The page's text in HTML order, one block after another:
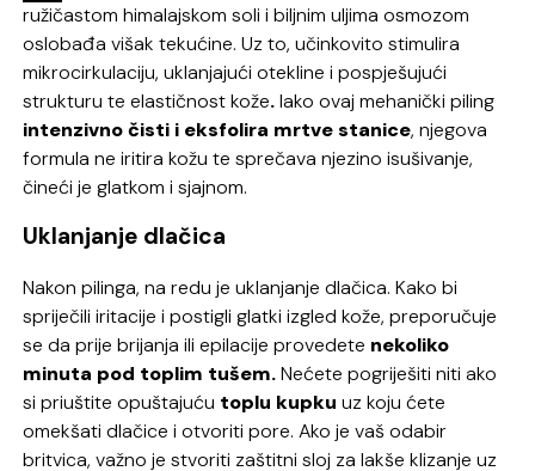
ružičastom himalajskom soli i biljnim uljima osmozom
oslobađa višak tekućine. Uz to, učinkovito stimulira
mikrocirkulaciju, uklanjajući otekline i pospješujući
strukturu te elastičnost kože.Iako ovaj mehanički piling
intenzivno čisti i eksfolira mrtve stanice, njegova
formula ne iritira kožu te sprečava njezino isušivanje,
čineći je glatkom i sjajnom.
Uklanjanje dlačica
Nakon pilinga, na redu je uklanjanje dlačica. Kako bi
spriječili iritacije i postigli glatki izgled kože, preporučuje
se da prije brijanja ili epilacije provedete nekoliko
minuta pod toplim tušem.Nećete pogriješiti niti ako
si priuštite opuštajuću toplu kupku uz koju ćete
omekšati dlačice i otvoriti pore. Ako je vaš odabir
britvica, važno je stvoriti zaštitni sloj za lakše klizanje uz